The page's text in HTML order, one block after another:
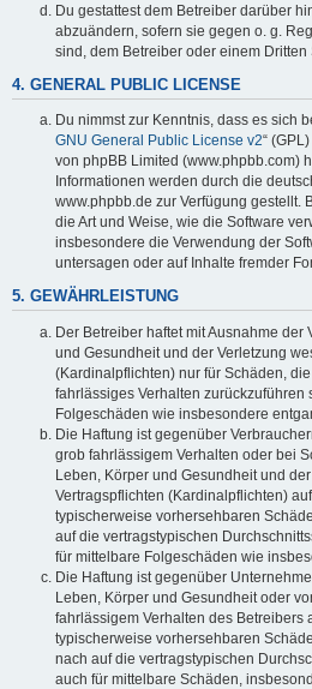
Du gestattest dem Betreiber darüber
abzuändern, sofern sie gegen o. g.
sind, dem Betreiber oder einem Dritten
4. GENERAL PUBLIC LICENSE
Du nimmst zur Kenntnis, dass es sich
GNU General Public License v2“
von phpBB Limited (www.phpbb.com)
Informationen werden durch die
www.phpbb.de zur Verfügung gestellt.
die Art und Weise, wie die Software
insbesondere die Verwendung der
untersagen oder auf Inhalte fremder
5. GEWÄHRLEISTUNG
Der Betreiber haftet mit Ausnahme der
und Gesundheit und der Verletzung
(Kardinalpflichten) nur für Schäden,
fahrlässiges Verhalten zurückzuführen
Folgeschäden wie insbesondere
Die Haftung ist gegenüber
grob fahrlässigem Verhalten oder bei
Leben, Körper und Gesundheit und
Vertragspflichten (Kardinalpflichten)
typischerweise vorhersehbaren
auf die vertragstypischen
für mittelbare Folgeschäden wie
Die Haftung ist gegenüber
Leben, Körper und Gesundheit oder
fahrlässigem Verhalten des Betreibers
typischerweise vorhersehbaren
nach auf die vertragstypischen
auch für mittelbare Schäden,